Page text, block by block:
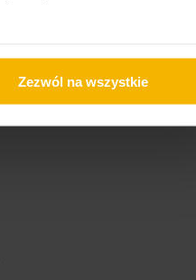
Zezwól na wszystkie